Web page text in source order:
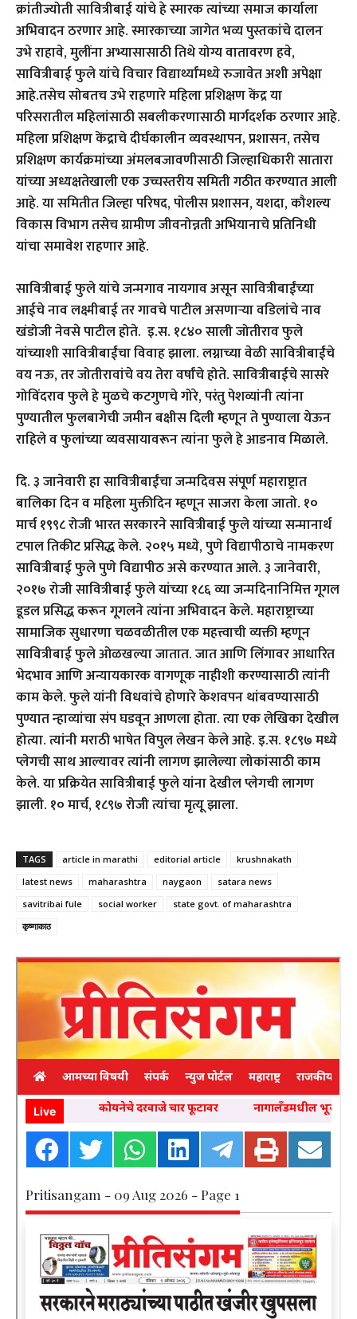
क्रांतीज्योती सावित्रीबाई यांचे हे स्मारक त्यांच्या समाज कार्याला
अभिवादन ठरणार आहे. स्मारकाच्या जागेत भव्य पुस्तकांचे दालन
उभे राहावे, मुलींना अभ्यासासाठी तिथे योग्य वातावरण हवे,
सावित्रीबाई फुले यांचे विचार विद्यार्थ्यांमध्ये रुजावेत अशी अपेक्षा
आहे.तसेच सोबतच उभे राहणारे महिला प्रशिक्षण केंद्र या
परिसरातील महिलांसाठी सबलीकरणासाठी मार्गदर्शक ठरणार आहे.
महिला प्रशिक्षण केंद्राचे दीर्घकालीन व्यवस्थापन, प्रशासन, तसेच
प्रशिक्षण कार्यक्रमांच्या अंमलबजावणीसाठी जिल्हाधिकारी सातारा
यांच्या अध्यक्षतेखाली एक उच्चस्तरीय समिती गठीत करण्यात आली
आहे. या समितीत जिल्हा परिषद, पोलीस प्रशासन, यशदा, कौशल्य
विकास विभाग तसेच ग्रामीण जीवनोन्नती अभियानाचे प्रतिनिधी
यांचा समावेश राहणार आहे.
सावित्रीबाई फुले यांचे जन्मगाव नायगाव असून सावित्रीबाईंच्या
आईचे नाव लक्ष्मीबाई तर गावचे पाटील असणाऱ्या वडिलांचे नाव
खंडोजी नेवसे पाटील होते. इ.स. १८४० साली जोतीराव फुले
यांच्याशी सावित्रीबाईंचा विवाह झाला. लग्नाच्या वेळी सावित्रीबाईंचे
वय नऊ, तर जोतीरावांचे वय तेरा वर्षांचे होते. सावित्रीबाईचे सासरे
गोविंदराव फुले हे मुळचे कटगुणचे गोरे, परंतु पेशव्यांनी त्यांना
पुण्यातील फुलबागेची जमीन बक्षीस दिली म्हणून ते पुण्याला येऊन
राहिले व फुलांच्या व्यवसायावरून त्यांना फुले हे आडनाव मिळाले.
दि. ३ जानेवारी हा सावित्रीबाईंचा जन्मदिवस संपूर्ण महाराष्ट्रात
बालिका दिन व महिला मुक्तीदिन म्हणून साजरा केला जातो. १०
मार्च १९९८ रोजी भारत सरकारने सावित्रीबाई फुले यांच्या सन्मानार्थ
टपाल तिकीट प्रसिद्ध केले. २०१५ मध्ये, पुणे विद्यापीठाचे नामकरण
सावित्रीबाई फुले पुणे विद्यापीठ असे करण्यात आले. ३ जानेवारी,
२०१७ रोजी सावित्रीबाई फुले यांच्या १८६ व्या जन्मदिनानिमित्त गूगल
डूडल प्रसिद्ध करून गूगलने त्यांना अभिवादन केले. महाराष्ट्राच्या
सामाजिक सुधारणा चळवळीतील एक महत्त्वाची व्यक्ती म्हणून
सावित्रीबाई फुले ओळखल्या जातात. जात आणि लिंगावर आधारित
भेदभाव आणि अन्यायकारक वागणूक नाहीशी करण्यासाठी त्यांनी
काम केले. फुले यांनी विधवांचे होणारे केशवपन थांबवण्यासाठी
पुण्यात न्हाव्यांचा संप घडवून आणला होता. त्या एक लेखिका देखील
होत्या. त्यांनी मराठी भाषेत विपुल लेखन केले आहे. इ.स. १८९७ मध्ये
प्लेगची साथ आल्यावर त्यांनी लागण झालेल्या लोकांसाठी काम
केले. या प्रक्रियेत सावित्रीबाई फुले यांना देखील प्लेगची लागण
झाली. १० मार्च, १८९७ रोजी त्यांचा मृत्यू झाला.
TAGS article in marathi editorial article
krushnakath
latest news
maharashtra naygaon
satara news
savitribai fule
social worker
state govt. of maharashtra
कृष्णाकाठ